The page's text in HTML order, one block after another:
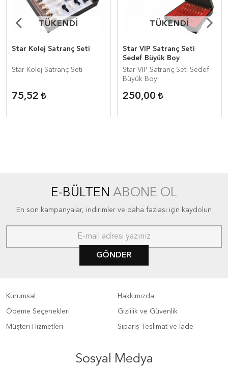
TÜKENDİ
TÜKENDİ
Star Kolej Satranç Seti
Star Kolej Satranç Seti
75,52
TÜKENDİ
TÜKENDİ
Star VIP Satranç Seti
Sedef Büyük Boy
Star VIP Satranç Seti Sedef
Büyük Boy
250,00
E-BÜLTEN ABONE OL
En son kampanyalar, indirimler ve daha fazlası için kaydolun
GÖNDER
Kurumsal
Ödeme Seçenekleri
Müşteri Hizmetleri
Hakkımızda
Gizlilik ve Güvenlik
Sipariş Teslimat ve İade
Sosyal Medya